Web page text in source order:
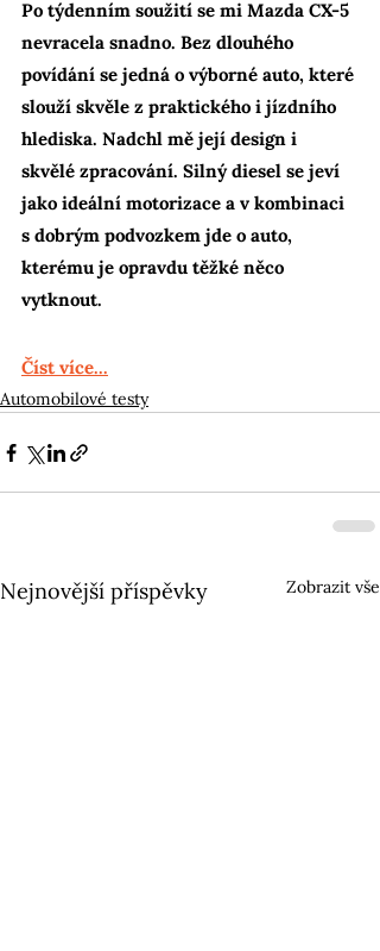
Po týdenním soužití se mi Mazda CX-5
nevracela snadno. Bez dlouhého
povídání se jedná o výborné auto, které
slouží skvěle z praktického i jízdního
hlediska. Nadchl mě její design i
skvělé zpracování. Silný diesel se jeví
jako ideální motorizace a v kombinaci
s dobrým podvozkem jde o auto,
kterému je opravdu těžké něco
vytknout.
Číst více...
Automobilové testy
Nejnovější příspěvky Zobrazit vše